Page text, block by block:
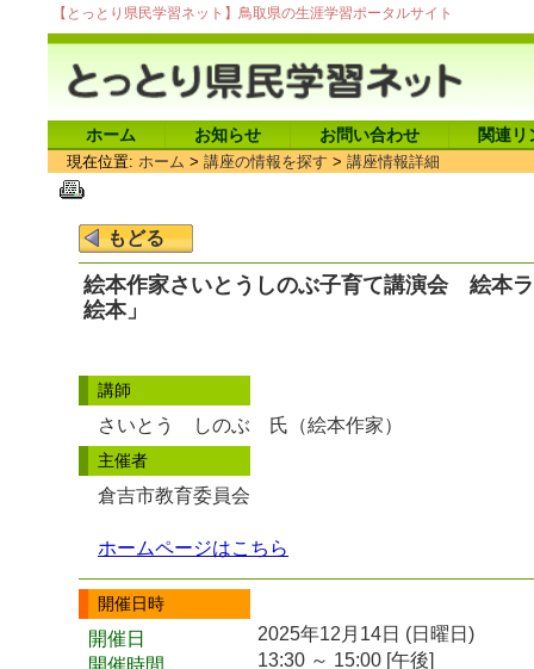
【とっとり県民学習ネット】鳥取県の生涯学習ポータルサイト
ホーム お知らせ お問い合わせ 関連リ
現在位置: ホーム > 講座の情報を探す > 講座情報詳細
絵本作家さいとうしのぶ子育て講演会 絵本
絵本」
講師
さいとう しのぶ 氏（絵本作家）
主催者
倉吉市教育委員会
ホームページはこちら
開催日時
開催日
2025年12月14日 (日曜日)
開催時間
13:30 ～ 15:00 [午後]